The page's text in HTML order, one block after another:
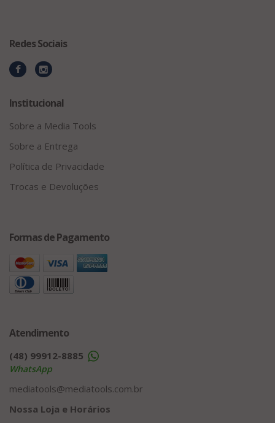
Redes Sociais
Institucional
Sobre a Media Tools
Sobre a Entrega
Política de Privacidade
Trocas e Devoluções
Formas de Pagamento
Atendimento
(48) 99912-8885
WhatsApp
mediatools@mediatools.com.br
Nossa Loja e Horários